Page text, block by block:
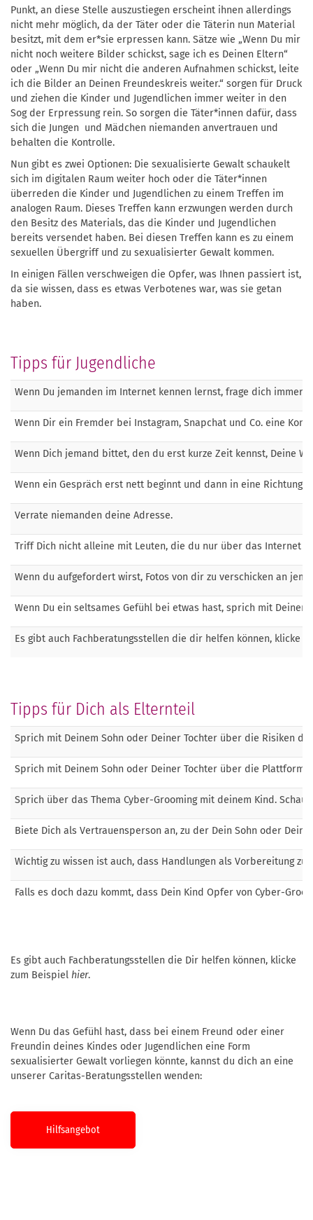
Punkt, an diese Stelle auszustiegen erscheint ihnen allerdings
nicht mehr möglich, da der Täter oder die Täterin nun Material
besitzt, mit dem er*sie erpressen kann. Sätze wie „Wenn Du mir
nicht noch weitere Bilder schickst, sage ich es Deinen Eltern“
oder „Wenn Du mir nicht die anderen Aufnahmen schickst, leite
ich die Bilder an Deinen Freundeskreis weiter.“ sorgen für Druck
und ziehen die Kinder und Jugendlichen immer weiter in den
Sog der Erpressung rein. So sorgen die Täter*innen dafür, dass
sich die Jungen und Mädchen niemanden anvertrauen und
behalten die Kontrolle.
Nun gibt es zwei Optionen: Die sexualisierte Gewalt schaukelt
sich im digitalen Raum weiter hoch oder die Täter*innen
überreden die Kinder und Jugendlichen zu einem Treffen im
analogen Raum. Dieses Treffen kann erzwungen werden durch
den Besitz des Materials, das die Kinder und Jugendlichen
bereits versendet haben. Bei diesen Treffen kann es zu einem
sexuellen Übergriff und zu sexualisierter Gewalt kommen.
In einigen Fällen verschweigen die Opfer, was Ihnen passiert ist,
da sie wissen, dass es etwas Verbotenes war, was sie getan
haben.
Tipps für Jugendliche
Wenn Du jemanden im Internet kennen lernst, frage dich
Wenn Dir ein Fremder bei Instagram, Snapchat und Co. eine
Wenn Dich jemand bittet, den du erst kurze Zeit kennst, Deine
Wenn ein Gespräch erst nett beginnt und dann in eine Richtung
Verrate niemanden deine Adresse.
Triff Dich nicht alleine mit Leuten, die du nur über das Internet
Wenn du aufgefordert wirst, Fotos von dir zu verschicken an
Wenn Du ein seltsames Gefühl bei etwas hast, sprich mit
Es gibt auch Fachberatungsstellen die dir helfen können, klicke
Tipps für Dich als Elternteil
Sprich mit Deinem Sohn oder Deiner Tochter über die Risiken
Sprich mit Deinem Sohn oder Deiner Tochter über die
Sprich über das Thema Cyber-Grooming mit deinem Kind.
Biete Dich als Vertrauensperson an, zu der Dein Sohn oder
Wichtig zu wissen ist auch, dass Handlungen als Vorbereitung
Falls es doch dazu kommt, dass Dein Kind Opfer von Cyber-
Es gibt auch Fachberatungsstellen die Dir helfen können, klicke
zum Beispiel hier.
Wenn Du das Gefühl hast, dass bei einem Freund oder einer
Freundin deines Kindes oder Jugendlichen eine Form
sexualisierter Gewalt vorliegen könnte, kannst du dich an eine
unserer Caritas-Beratungsstellen wenden:
Hilfsangebot